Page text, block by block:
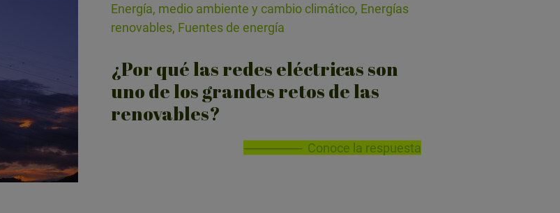
Energía, medio ambiente y cambio climático, Energías
renovables, Fuentes de energía
¿Por qué las redes eléctricas son
uno de los grandes retos de las
renovables?
Conoce la respuesta